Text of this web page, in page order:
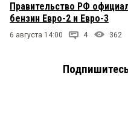
Правительство РФ
бензин Евро-2 и Евро-3
6 августа 14:00 4 362